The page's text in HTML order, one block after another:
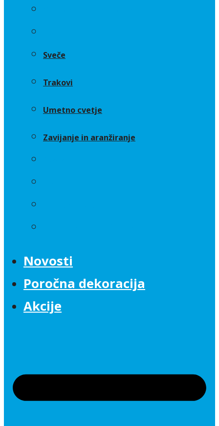
Sveče
Trakovi
Umetno cvetje
Zavijanje in aranžiranje
Novosti
Poročna dekoracija
Akcije